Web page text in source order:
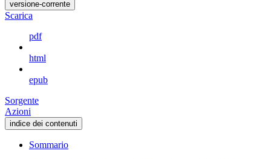
versione-corrente
Scarica
pdf
html
epub
Sorgente
Azioni
indice dei contenuti
Sommario